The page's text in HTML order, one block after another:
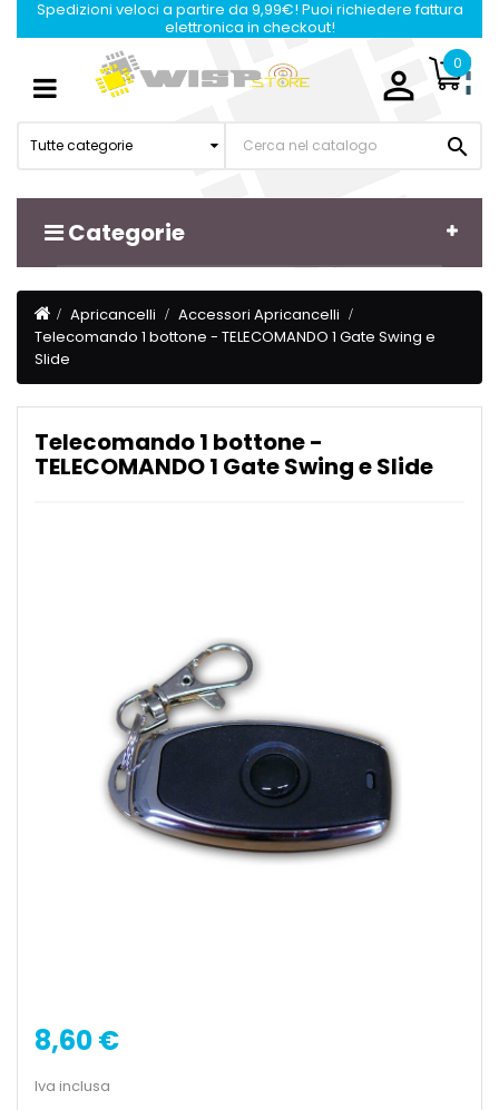
Spedizioni veloci a partire da 9,99€! Puoi richiedere fattura
elettronica in checkout!

0
Tutte categorie 
Categorie
Toggle
Apricancelli
Accessori Apricancelli
Telecomando 1 bottone - TELECOMANDO 1 Gate Swing e
Slide
Telecomando 1 bottone -
TELECOMANDO 1 Gate Swing e Slide
8,60 €
Iva inclusa